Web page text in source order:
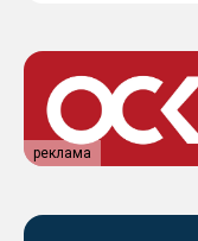
реклама